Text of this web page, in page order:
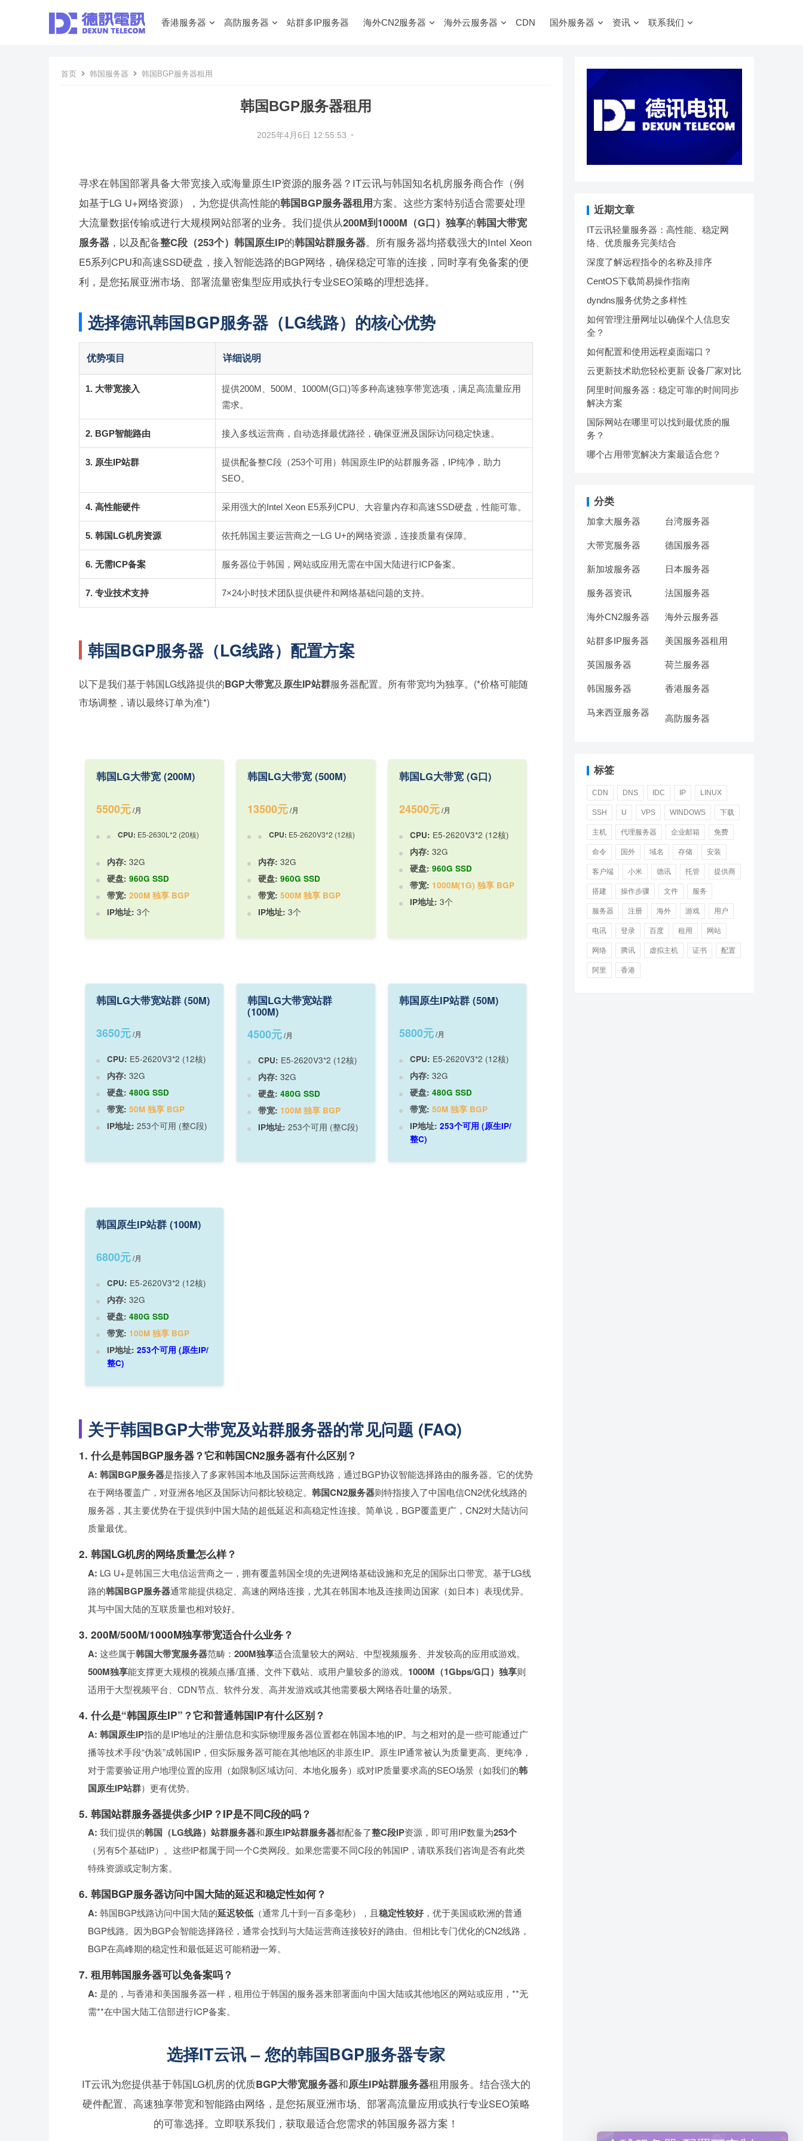
香港服务器 高防服务器 站群多IP服务器 海外CN2服务器 海外云服务器 CDN 国外服务器 资讯 联系我们
首页 韩国服务器 韩国BGP服务器租用
韩国BGP服务器租用
2025年4月6日 12:55:53 •
寻求在韩国部署具备大带宽接入或海量原生IP资源的服务器？IT云讯与韩国知名机房服务商合作（例
如基于LG U+网络资源），为您提供高性能的韩国BGP服务器租用方案。这些方案特别适合需要处理
大流量数据传输或进行大规模网站部署的业务。我们提供从200M到1000M（G口）独享的韩国大带宽
服务器 ，以及配备整C段（253个）韩国原生IP的韩国站群服务器。所有服务器均搭载强大的Intel Xeon
E5系列CPU和高速SSD硬盘，接入智能选路的BGP网络，确保稳定可靠的连接，同时享有免备案的便
利，是您拓展亚洲市场、部署流量密集型应用或执行专业SEO策略的理想选择。
选择德讯韩国BGP服务器（LG线路）的核心优势
优势项目 详细说明
1. 大带宽接入
提供200M、500M、1000M(G口)等多种高速独享带宽选项，满足高流量应用
需求。
2. BGP智能路由 接入多线运营商，自动选择最优路径，确保亚洲及国际访问稳定快速。
3. 原生IP站群
提供配备整C段（253个可用）韩国原生IP的站群服务器，IP纯净，助力
SEO。
4. 高性能硬件 采用强大的Intel Xeon E5系列CPU、大容量内存和高速SSD硬盘，性能可靠。
5. 韩国LG机房资源 依托韩国主要运营商之一LG U+的网络资源，连接质量有保障。
6. 无需ICP备案 服务器位于韩国，网站或应用无需在中国大陆进行ICP备案。
7. 专业技术支持 7×24小时技术团队提供硬件和网络基础问题的支持。
韩国BGP服务器（LG线路）配置方案
以下是我们基于韩国LG线路提供的BGP大带宽及原生IP站群服务器配置。所有带宽均为独享。(*价格可能随
市场调整，请以最终订单为准*)
韩国LG大带宽 (200M)
5500元/月
CPU: E5-2630L*2 (20核)
内存: 32G
硬盘: 960G SSD
带宽: 200M 独享 BGP
IP地址: 3个
韩国LG大带宽 (500M)
13500元/月
CPU: E5-2620V3*2 (12核)
内存: 32G
硬盘: 960G SSD
带宽: 500M 独享 BGP
IP地址: 3个
韩国LG大带宽 (G口)
24500元/月
CPU: E5-2620V3*2 (12核)
内存: 32G
硬盘: 960G SSD
带宽: 1000M(1G) 独享 BGP
IP地址: 3个
韩国LG大带宽站群 (50M)
3650元/月
CPU: E5-2620V3*2 (12核)
内存: 32G
硬盘: 480G SSD
带宽: 50M 独享 BGP
IP地址: 253个可用 (整C段)
韩国LG大带宽站群
(100M)
4500元/月
CPU: E5-2620V3*2 (12核)
内存: 32G
硬盘: 480G SSD
带宽: 100M 独享 BGP
IP地址: 253个可用 (整C段)
韩国原生IP站群 (50M)
5800元/月
CPU: E5-2620V3*2 (12核)
内存: 32G
硬盘: 480G SSD
带宽: 50M 独享 BGP
IP地址: 253个可用 (原生IP/
整C)
韩国原生IP站群 (100M)
6800元/月
CPU: E5-2620V3*2 (12核)
内存: 32G
硬盘: 480G SSD
带宽: 100M 独享 BGP
IP地址: 253个可用 (原生IP/
整C)
关于韩国BGP大带宽及站群服务器的常见问题 (FAQ)
1. 什么是韩国BGP服务器？它和韩国CN2服务器有什么区别？
A: 韩国BGP服务器是指接入了多家韩国本地及国际运营商线路，通过BGP协议智能选择路由的服务器。它的优势
在于网络覆盖广，对亚洲各地区及国际访问都比较稳定。 韩国CN2服务器则特指接入了中国电信CN2优化线路的
服务器，其主要优势在于提供到中国大陆的超低延迟和高稳定性连接。简单说，BGP覆盖更广，CN2对大陆访问
质量最优。
2. 韩国LG机房的网络质量怎么样？
A: LG U+是韩国三大电信运营商之一，拥有覆盖韩国全境的先进网络基础设施和充足的国际出口带宽。基于LG线
路的韩国BGP服务器通常能提供稳定、高速的网络连接，尤其在韩国本地及连接周边国家（如日本）表现优异。
其与中国大陆的互联质量也相对较好。
3. 200M/500M/1000M独享带宽适合什么业务？
A: 这些属于韩国大带宽服务器范畴： 200M独享适合流量较大的网站、中型视频服务、并发较高的应用或游戏。
500M独享能支撑更大规模的视频点播/直播、文件下载站、或用户量较多的游戏。 1000M（1Gbps/G口）独享则
适用于大型视频平台、CDN节点、软件分发、高并发游戏或其他需要极大网络吞吐量的场景。
4. 什么是“韩国原生IP”？它和普通韩国IP有什么区别？
A: 韩国原生IP指的是IP地址的注册信息和实际物理服务器位置都在韩国本地的IP。与之相对的是一些可能通过广
播等技术手段“伪装”成韩国IP，但实际服务器可能在其他地区的非原生IP。原生IP通常被认为质量更高、更纯净，
对于需要验证用户地理位置的应用（如限制区域访问、本地化服务）或对IP质量要求高的SEO场景（如我们的韩
国原生IP站群）更有优势。
5. 韩国站群服务器提供多少IP？IP是不同C段的吗？
A: 我们提供的韩国（LG线路）站群服务器和原生IP站群服务器都配备了整C段IP资源，即可用IP数量为253个
（另有5个基础IP）。这些IP都属于同一个C类网段。如果您需要不同C段的韩国IP，请联系我们咨询是否有此类
特殊资源或定制方案。
6. 韩国BGP服务器访问中国大陆的延迟和稳定性如何？
A: 韩国BGP线路访问中国大陆的延迟较低 （通常几十到一百多毫秒），且稳定性较好，优于美国或欧洲的普通
BGP线路。因为BGP会智能选择路径，通常会找到与大陆运营商连接较好的路由。但相比专门优化的CN2线路，
BGP在高峰期的稳定性和最低延迟可能稍逊一筹。
7. 租用韩国服务器可以免备案吗？
A: 是的，与香港和美国服务器一样，租用位于韩国的服务器来部署面向中国大陆或其他地区的网站或应用，**无
需**在中国大陆工信部进行ICP备案。
选择IT云讯 – 您的韩国BGP服务器专家
IT云讯为您提供基于韩国LG机房的优质BGP大带宽服务器和原生IP站群服务器租用服务。结合强大的
硬件配置、高速独享带宽和智能路由网络，是您拓展亚洲市场、部署高流量应用或执行专业SEO策略
的可靠选择。立即联系我们，获取最适合您需求的韩国服务器方案！
近期文章
IT云讯轻量服务器：高性能、稳定网
络、优质服务完美结合
深度了解远程指令的名称及排序
CentOS下载简易操作指南
dyndns服务优势之多样性
如何管理注册网址以确保个人信息安
全？
如何配置和使用远程桌面端口？
云更新技术助您轻松更新 设备厂家对比
阿里时间服务器：稳定可靠的时间同步
解决方案
国际网站在哪里可以找到最优质的服
务？
哪个占用带宽解决方案最适合您？
分类
加拿大服务器 台湾服务器
大带宽服务器 德国服务器
新加坡服务器 日本服务器
服务器资讯 法国服务器
海外CN2服务器 海外云服务器
站群多IP服务器 美国服务器租用
英国服务器 荷兰服务器
韩国服务器 香港服务器
马来西亚服务器
高防服务器
标签
CDN DNS IDC IP LINUX
SSH U VPS WINDOWS 下载
主机 代理服务器 企业邮箱 免费
命令 国外 域名 存储 安装
客户端 小米 德讯 托管 提供商
搭建 操作步骤 文件 服务
服务器 注册 海外 游戏 用户
电讯 登录 百度 租用 网站
网络 腾讯 虚拟主机 证书 配置
阿里 香港